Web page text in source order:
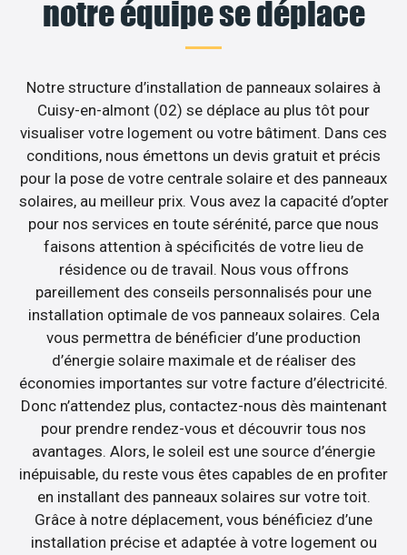
notre équipe se déplace
Notre structure d’installation de panneaux solaires à
Cuisy-en-almont (02) se déplace au plus tôt pour
visualiser votre logement ou votre bâtiment. Dans ces
conditions, nous émettons un devis gratuit et précis
pour la pose de votre centrale solaire et des panneaux
solaires, au meilleur prix. Vous avez la capacité d’opter
pour nos services en toute sérénité, parce que nous
faisons attention à spécificités de votre lieu de
résidence ou de travail. Nous vous offrons
pareillement des conseils personnalisés pour une
installation optimale de vos panneaux solaires. Cela
vous permettra de bénéficier d’une production
d’énergie solaire maximale et de réaliser des
économies importantes sur votre facture d’électricité.
Donc n’attendez plus, contactez-nous dès maintenant
pour prendre rendez-vous et découvrir tous nos
avantages. Alors, le soleil est une source d’énergie
inépuisable, du reste vous êtes capables de en profiter
en installant des panneaux solaires sur votre toit.
Grâce à notre déplacement, vous bénéficiez d’une
installation précise et adaptée à votre logement ou